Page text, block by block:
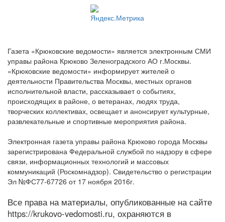
Газета «Крюковские ведомости» является электронным СМИ
управы района Крюково Зеленоградского АО г.Москвы.
«Крюковские ведомости» информирует жителей о
деятельности Правительства Москвы, местных органов
исполнительной власти, рассказывает о событиях,
происходящих в районе, о ветеранах, людях труда,
творческих коллективах, освещает и анонсирует культурные,
развлекательные и спортивные мероприятия района.
Электронная газета управы района Крюково города Москвы
зарегистрирована Федеральной службой по надзору в сфере
связи, информационных технологий и массовых
коммуникаций (Роскомнадзор). Свидетельство о регистрации
Эл №ФС77-67726 от 17 ноября 2016г.
Все права на материалы, опубликованные на сайте
https://krukovo-vedomosti.ru, охраняются в